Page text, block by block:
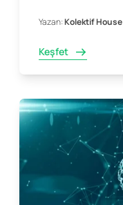
Yazan:Kolektif House
Keşfet